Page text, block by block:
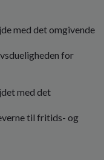
med det omgivende
for
med det
til fritids- og